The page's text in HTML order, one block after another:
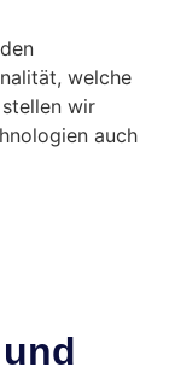
welche
wir
auch